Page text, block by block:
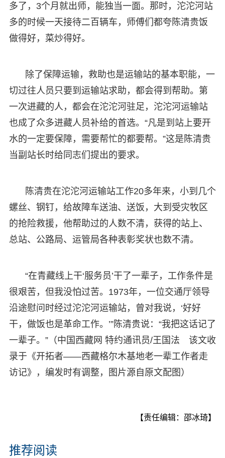
多了，3个月就出师，能独当一面。那时，沱沱河站
多的时候一天接待二百辆车，师傅们都夸陈清贵饭
做得好，菜炒得好。
除了保障运输，救助也是运输站的基本职能，一
切过往人员只要到运输站求助，都会得到帮助。第
一次进藏的人，都会在沱沱河驻足，沱沱河运输站
也成了众多进藏人员补给的首选。“凡是到站上要开
水的一定要保障，需要帮忙的都要帮。”这是陈清贵
当副站长时给同志们提出的要求。
陈清贵在沱沱河运输站工作20多年来，小到几个
螺丝、钢钉，给故障车送油、送饭，大到受灾牧区
的抢险救援，他帮助过的人数不清，获得的站上、
总站、公路局、运管局各种表彰奖状也数不清。
“在青藏线上干‘服务员’干了一辈子，工作条件是
很艰苦，但我没怕过苦。1973年，一位交通厅领导
沿途慰问时经过沱沱河运输站，曾对我说，‘好好
干，做饭也是革命工作。’”陈清贵说：“我把这话记了
一辈子。”（中国西藏网 特约通讯员/王国法 该文收
录于《开拓者——西藏格尔木基地老一辈工作者走
访记》，编发时有调整，图片源自原文配图）
【责任编辑：邵冰琦】
推荐阅读